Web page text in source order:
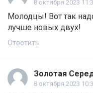
8 октября 2023
Молодцы! Вот так
лучше новых двух!
Ответить
Золотая
8 октября 2023